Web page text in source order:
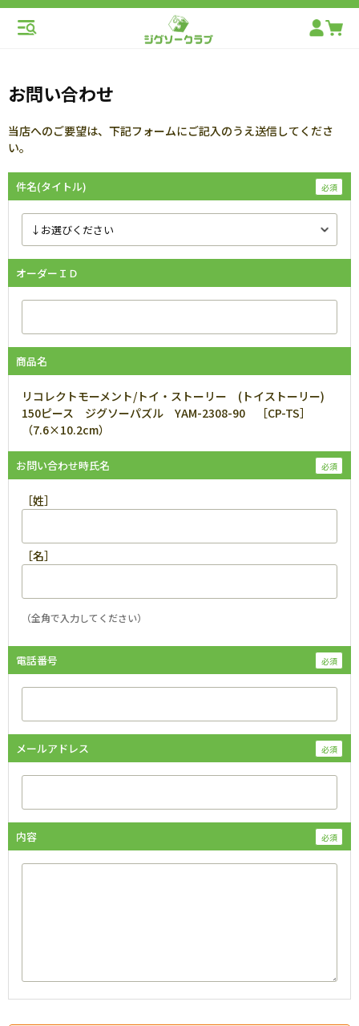
お問い合わせ
当店へのご要望は、下記フォームにご記入のうえ送信してくださ
い。
件名(タイトル)
オーダーＩＤ
商品名
リコレクトモーメント/トイ・ストーリー (トイストーリー)
150ピース ジグソーパズル YAM-2308-90 ［CP-TS］
（7.6×10.2cm）
お問い合わせ時氏名
［姓］
［名］
（全角で入力してください）
電話番号
メールアドレス
内容